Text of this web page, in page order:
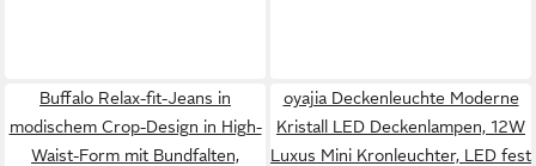
Buffalo Relax-fit-Jeans in
modischem Crop-Design in High-
Waist-Form mit Bundfalten,
oyajia Deckenleuchte Moderne
Kristall LED Deckenlampen, 12W
Luxus Mini Kronleuchter, LED fest